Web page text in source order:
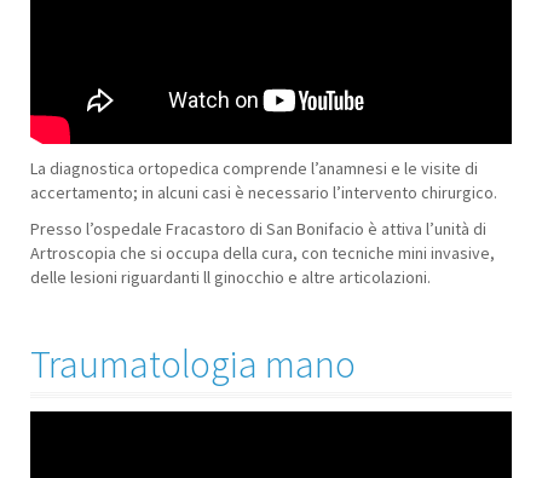
La diagnostica ortopedica comprende l’anamnesi e le visite di
accertamento; in alcuni casi è necessario l’intervento chirurgico.
Presso l’ospedale Fracastoro di San Bonifacio è attiva l’unità di
Artroscopia che si occupa della cura, con tecniche mini invasive,
delle lesioni riguardanti ll ginocchio e altre articolazioni.
Traumatologia mano